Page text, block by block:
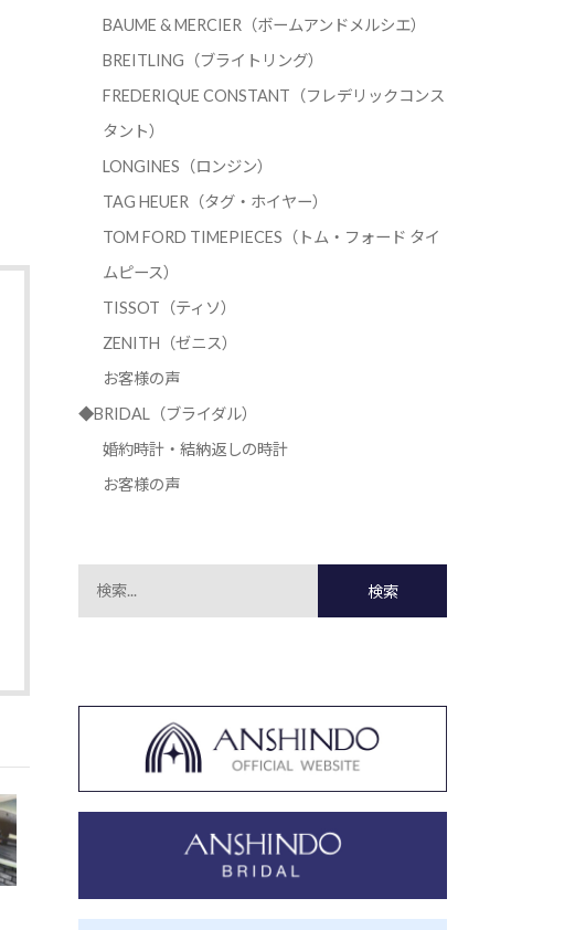
BAUME & MERCIER（ボームアンドメルシエ）
BREITLING（ブライトリング）
FREDERIQUE CONSTANT（フレデリックコンス
タント）
LONGINES（ロンジン）
TAG HEUER（タグ・ホイヤー）
TOM FORD TIMEPIECES（トム・フォード タイ
ムピース）
TISSOT（ティソ）
ZENITH（ゼニス）
お客様の声
◆BRIDAL（ブライダル）
婚約時計・結納返しの時計
お客様の声